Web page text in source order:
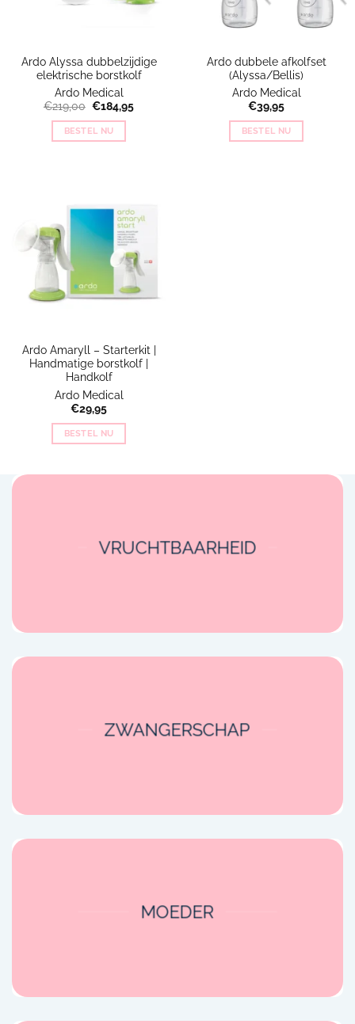
Ardo Alyssa dubbelzijdige
elektrische borstkolf
Ardo Medical
€219,00 Oorspronkelijke
was:
€219,00.
€184,95Huidige
BESTEL NU
Ardo dubbele afkolfset
(Alyssa/Bellis)
Ardo Medical
€39,95
BESTEL NU
Ardo Amaryll – Starterkit |
Handmatige borstkolf |
Handkolf
Ardo Medical
€29,95
BESTEL NU
VRUCHTBAARHEID
ZWANGERSCHAP
MOEDER